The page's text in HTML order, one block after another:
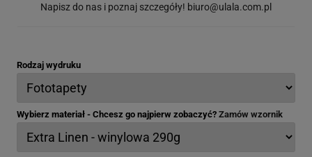
Napisz do nas i poznaj szczegóły! biuro@ulala.com.pl
Rodzaj wydruku
Wybierz materiał - Chcesz go najpierw zobaczyć? Zamów wzornik